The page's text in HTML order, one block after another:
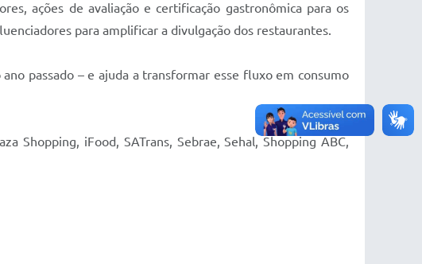
ações de avaliação e certificação gastronômica para os
para amplificar a divulgação dos restaurantes.
passado – e ajuda a transformar esse fluxo em consumo
Shopping, iFood, SATrans, Sebrae, Sehal, Shopping ABC,